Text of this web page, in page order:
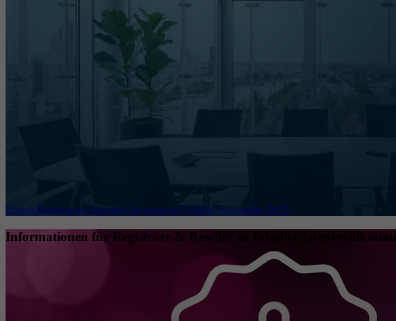
Entwicklungen im Internet Governance Umfeld November 2025
Informationen für Registrare & Reseller zu Inhaberdatenverifikation